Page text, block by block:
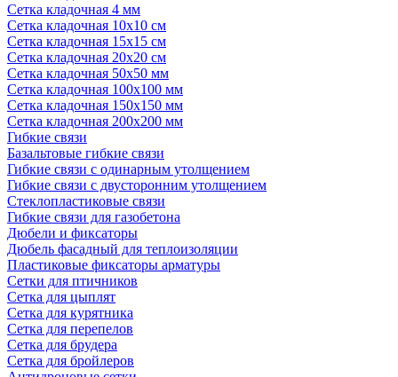
Сетка кладочная 4 мм
Сетка кладочная 10x10 см
Сетка кладочная 15x15 см
Сетка кладочная 20x20 см
Сетка кладочная 50x50 мм
Сетка кладочная 100x100 мм
Сетка кладочная 150x150 мм
Сетка кладочная 200x200 мм
Гибкие связи
Базальтовые гибкие связи
Гибкие связи с одинарным утолщением
Гибкие связи с двусторонним утолщением
Стеклопластиковые связи
Гибкие связи для газобетона
Дюбели и фиксаторы
Дюбель фасадный для теплоизоляции
Пластиковые фиксаторы арматуры
Сетки для птичников
Сетка для цыплят
Сетка для курятника
Сетка для перепелов
Сетка для брудера
Сетка для бройлеров